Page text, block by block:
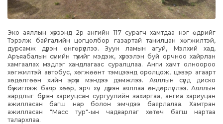
Эко аяллын хүрээнд 2р ангийн 117 сурагч хамтдаа нэг өдрийг
Тэрэлж байгалийн цогцолбор газартай танилцан хөгжилтэй,
дурсамж дүүрэн өнгөрүүллээ. Зуун ламын агуй, Мэлхий хад,
Аръяабалын сүмийн түүхийг мэдэж, хүрээлэн буй орчноо хайрлан
хамгаалах мэдлэг хандлагаас суралцлаа. Анги хамт олноороо
хөгжилтэй автобус, хөгжөөнт тэмцээнд оролцож, цэвэр агаарт
хөдөлгөөн хийн эрүүл мэндээ дэмжлээ. Аяллын сүүлд диско
бүжиглэж баяр хөөр, эрч хүч дүүрэн аяллаа өндөрлүүллээ. Аяллын
зардлыг бүрэн хариуцсан сургуулийн захиргаа, ангиа хариуцан
ажилласан багш нар болон эмчдээ баярлалаа. Хамтран
ажилласан "Масс тур"-ын чадварлаг хөтөч багш нартаа
талархлаа.